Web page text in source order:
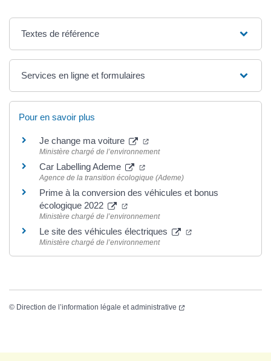
Textes de référence
Services en ligne et formulaires
Pour en savoir plus
Je change ma voiture
Ministère chargé de l’environnement
Car Labelling Ademe
Agence de la transition écologique (Ademe)
Prime à la conversion des véhicules et bonus
écologique 2022
Ministère chargé de l’environnement
Le site des véhicules électriques
Ministère chargé de l’environnement
© Direction de l’information légale et administrative